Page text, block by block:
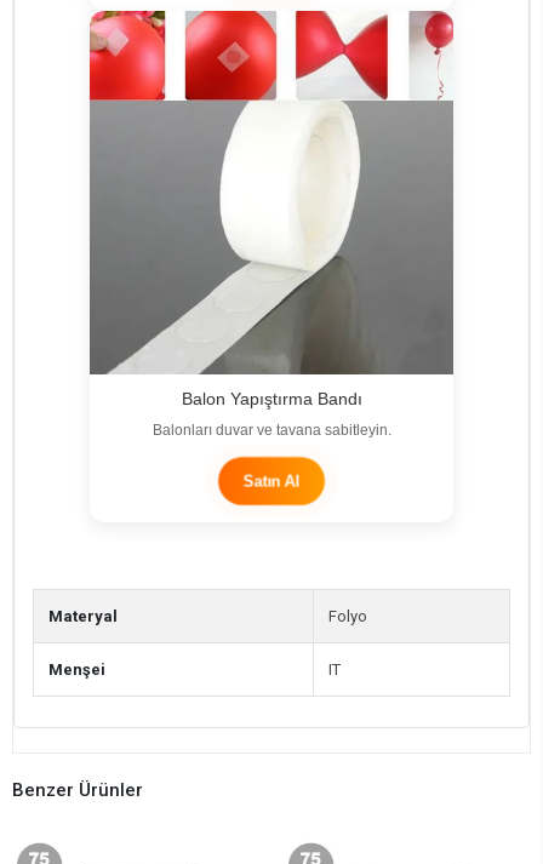
Balon Yapıştırma Bandı
Balonları duvar ve tavana sabitleyin.
Satın Al
Materyal Folyo
Menşei IT
Benzer Ürünler